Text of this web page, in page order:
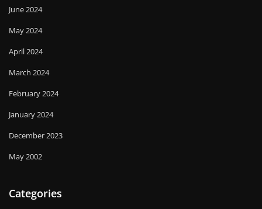
June 2024
May 2024
April 2024
March 2024
February 2024
January 2024
December 2023
May 2002
Categories